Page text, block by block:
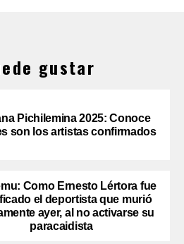
gustar
Pichilemina 2025: Conoce
son los artistas confirmados
Como Ernesto Lértora fue
el deportista que murió
ayer, al no activarse su
paracaidista